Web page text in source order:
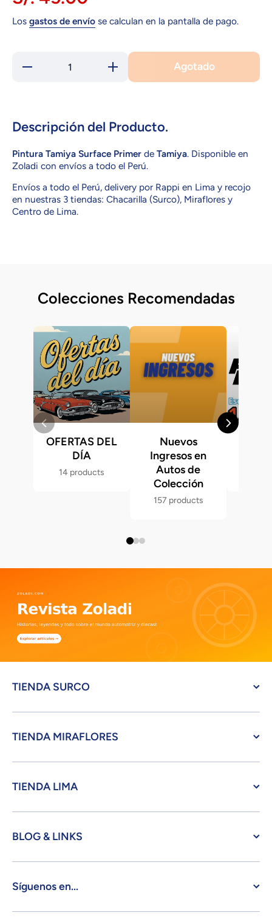
Los gastos de envío se calculan en la pantalla de pago.
Reducir
Aumentar
cantidad
para
Agotado
Descripción del Producto.
Pintura Tamiya Surface Primer de Tamiya. Disponible en
Zoladi con envíos a todo el Perú.
Envíos a todo el Perú, delivery por Rappi en Lima y recojo
en nuestras 3 tiendas: Chacarilla (Surco), Miraflores y
Centro de Lima.
Colecciones Recomendadas
OFERTAS DEL
DÍA
14 products
Nuevos
Ingresos en
Autos de
Colección
157 products
TIENDA SURCO
TIENDA MIRAFLORES
TIENDA LIMA
BLOG & LINKS
Síguenos en...